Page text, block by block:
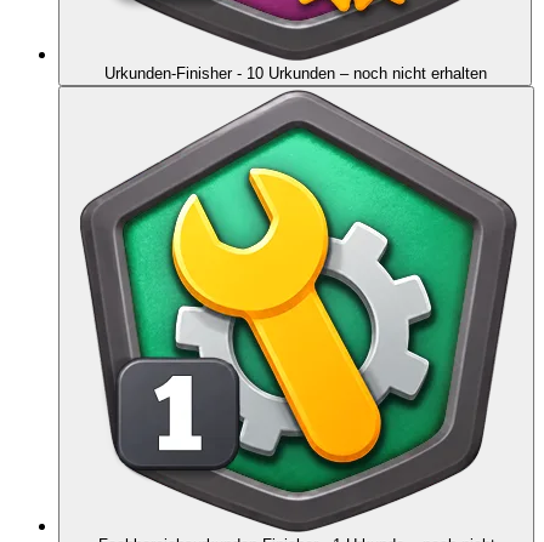
Urkunden-Finisher - 10 Urkunden – noch nicht erhalten